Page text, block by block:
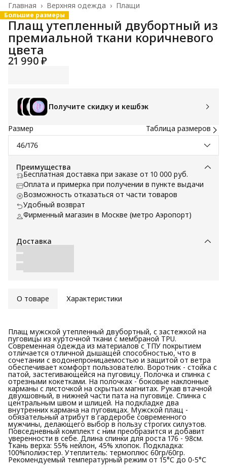
Плащи
Верхняя одежда ›
Главная ›
Большие размеры
Плащ утепленный двубортный из
премиальной ткани коричневого
цвета
21 990 ₽
Получите скидку и кешбэк
Размер
Таблица размеров
46/176
Преимущества
Бесплатная доставка при заказе от 10 000 руб.
Оплата и примерка при получении в пункте выдачи
Возможность отказаться от части товаров
Удобный возврат
Фирменный магазин в Москве (метро Аэропорт)
Доставка
О товаре Характеристики
Плащ мужской утепленный двубортный, с застежкой на
пуговицы из курточной ткани с мембраной TPU.
Современная одежда из материалов с ТПУ покрытием
отличается отличной дышащей способностью, что в
сочетании с водонепроницаемостью и защитой от ветра
обеспечивает комфорт пользователю. Воротник - стойка с
патой, застегивающейся на пуговицу. Полочка и спинка с
отрезными кокетками. На полочках - боковые наклонные
карманы с листочкой на скрытых магнитах. Рукав втачной
двухшовный, в нижней части пата на пуговице. Спинка с
центральным швом и шлицей. На подкладке два
внутренних кармана на пуговицах. Мужской плащ -
обязательный атрибут в гардеробе современного
мужчины, делающего выбор в пользу строгих силуэтов.
Повседневный комплект с ним преобразится и добавит
уверенности в себе. Длина спинки для роста 176 - 98см.
Ткань верха: 55% нейлон, 45% хлопок. Подкладка:
100%полиэстер. Утеплитель: термоплюс 60гр/60гр.
Рекомендуемый температурный режим от 15°С до 0-5°С